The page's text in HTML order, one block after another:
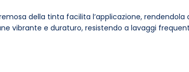
della tinta facilita l’applicazione,
vibrante e duraturo, resistendo a lavaggi
di capelli, inclusi quelli trattati chimicamente.